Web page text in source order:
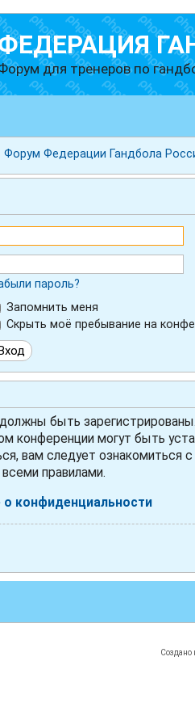
для тренеров по
Форум Федерации Гандбола
пароль?
Запомнить меня
Скрыть моё пребывание на
быть
конференции могут быть
вам следует ознакомиться
правилами.
конфиденциальности
Создано